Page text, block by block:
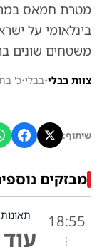
מטרת חמאס
בינלאומי על
משטחים שונים
צוות בבלי•בבלי•כ' בתמוז |
שיתוף:
מבזקים
18:55